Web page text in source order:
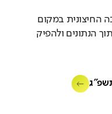
החיצונית במקום
הנתונים ולהפיק
תשפ"ג